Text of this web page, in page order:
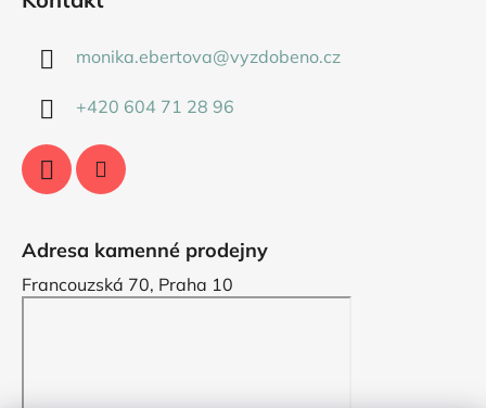
monika.ebertova@vyzdobeno.cz
+420 604 71 28 96
Adresa kamenné prodejny
Francouzská 70, Praha 10